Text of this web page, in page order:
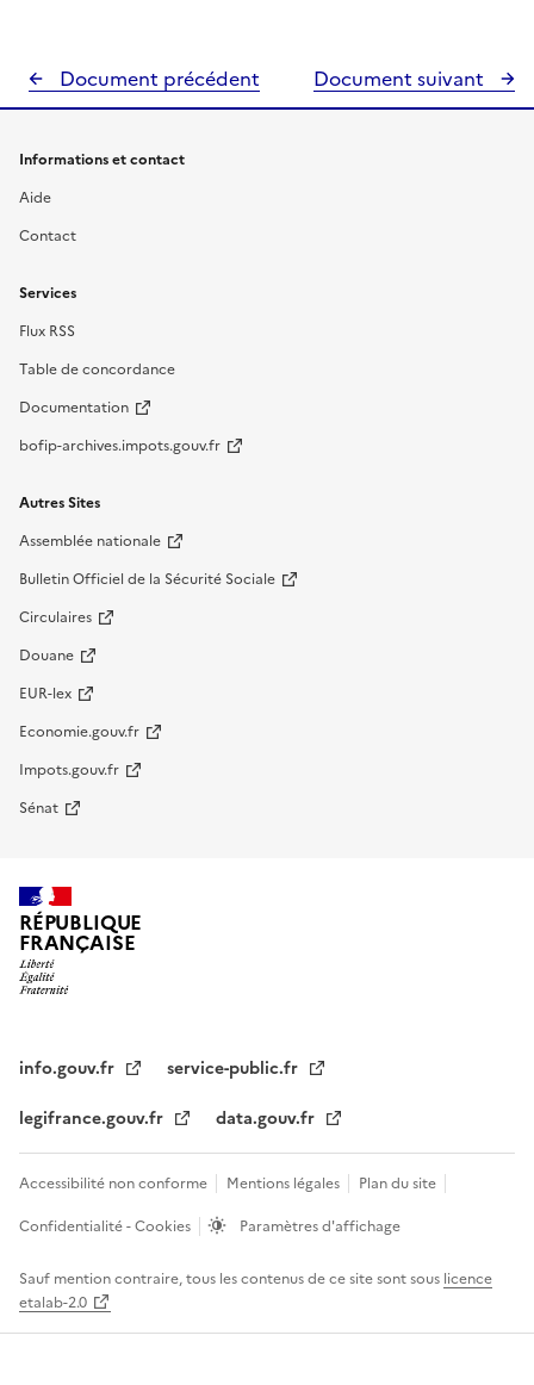
Document précédent Document suivant
Informations et contact
Aide
Contact
Services
Flux RSS
Table de concordance
Documentation
bofip-archives.impots.gouv.fr
Autres Sites
Assemblée nationale
Bulletin Officiel de la Sécurité Sociale
Circulaires
Douane
EUR-lex
Economie.gouv.fr
Impots.gouv.fr
Sénat
RÉPUBLIQUE
FRANÇAISE
info.gouv.fr
service-public.fr
legifrance.gouv.fr
data.gouv.fr
Accessibilité non conforme Mentions légales
Plan du site
Confidentialité - Cookies
Paramètres d'affichage
Sauf mention contraire, tous les contenus de ce site sont sous licence
etalab-2.0